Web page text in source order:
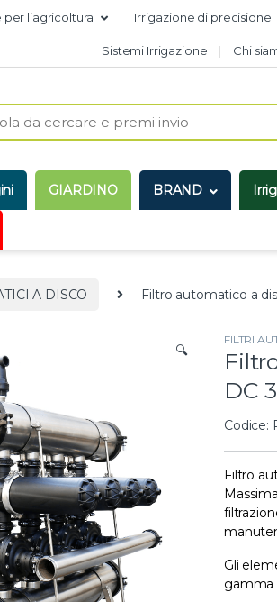
l’agricoltura Irrigazione di precisione
Sistemi Irrigazione Chi
GIARDINO BRAND
A DISCO Filtro automatico a
🔍
FILTRI
DC
Codice:
Filtro
Gli
gamma